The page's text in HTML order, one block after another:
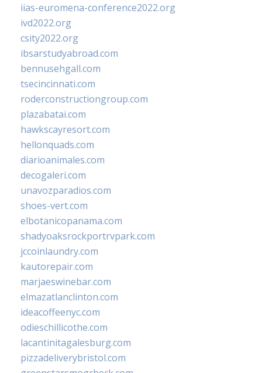
iias-euromena-conference2022.org
ivd2022.org
csity2022.org
ibsarstudyabroad.com
bennusehgall.com
tsecincinnati.com
roderconstructiongroup.com
plazabatai.com
hawkscayresort.com
hellonquads.com
diarioanimales.com
decogaleri.com
unavozparadios.com
shoes-vert.com
elbotanicopanama.com
shadyoaksrockportrvpark.com
jccoinlaundry.com
kautorepair.com
marjaeswinebar.com
elmazatlanclinton.com
ideacoffeenyc.com
odieschillicothe.com
lacantinitagalesburg.com
pizzadeliverybristol.com